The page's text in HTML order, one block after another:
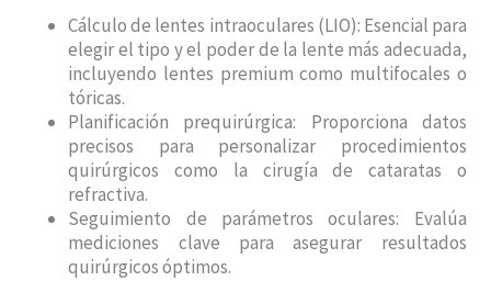
Cálculo de lentes intraoculares (LIO): Esencial para
elegir el tipo y el poder de la lente más adecuada,
incluyendo lentes premium como multifocales o
tóricas.
Planificación prequirúrgica: Proporciona datos
precisos para personalizar procedimientos
quirúrgicos como la cirugía de cataratas o
refractiva.
Seguimiento de parámetros oculares: Evalúa
mediciones clave para asegurar resultados
quirúrgicos óptimos.